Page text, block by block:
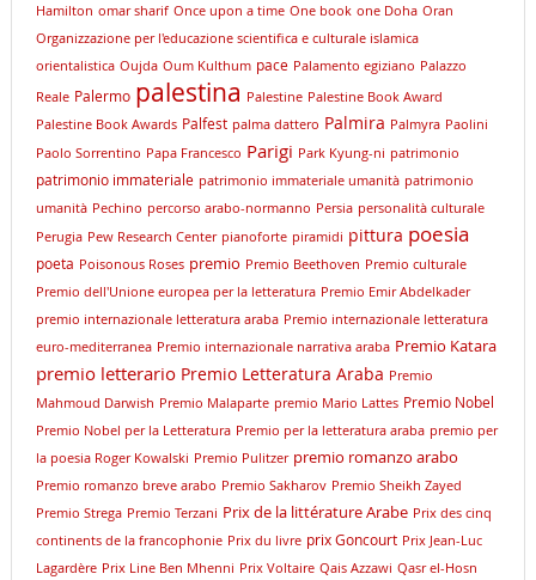
Hamilton omar sharif Once upon a time One book one Doha Oran
Organizzazione per l'educazione scientifica e culturale islamica
orientalistica Oujda Oum Kulthum pace Palamento egiziano Palazzo
Reale Palermo palestina Palestine Palestine Book Award
Palestine Book Awards Palfest palma dattero Palmira Palmyra Paolini
Paolo Sorrentino Papa Francesco Parigi Park Kyung-ni patrimonio
patrimonio immateriale patrimonio immateriale umanità patrimonio
umanità Pechino percorso arabo-normanno Persia personalità culturale
Perugia Pew Research Center pianoforte piramidi pittura poesia
poeta Poisonous Roses premio Premio Beethoven Premio culturale
Premio dell'Unione europea per la letteratura Premio Emir Abdelkader
premio internazionale letteratura araba Premio internazionale letteratura
euro-mediterranea Premio internazionale narrativa araba Premio Katara
premio letterario Premio Letteratura Araba Premio
Mahmoud Darwish Premio Malaparte premio Mario Lattes Premio Nobel
Premio Nobel per la Letteratura Premio per la letteratura araba premio per
la poesia Roger Kowalski Premio Pulitzer premio romanzo arabo
Premio romanzo breve arabo Premio Sakharov Premio Sheikh Zayed
Premio Strega Premio Terzani Prix de la littérature Arabe Prix des cinq
continents de la francophonie Prix du livre prix Goncourt Prix Jean-Luc
Lagardère Prix Line Ben Mhenni Prix Voltaire Qais Azzawi Qasr el-Hosn